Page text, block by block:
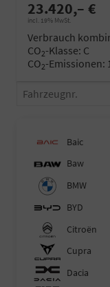
23.420,– €
incl. 19% MwSt.
Verbrauch
CO2-Klasse: C
CO2-Emissionen:
Fahrzeugnr.
Baic
Baw
BMW
BYD
Citroën
Cupra
Dacia